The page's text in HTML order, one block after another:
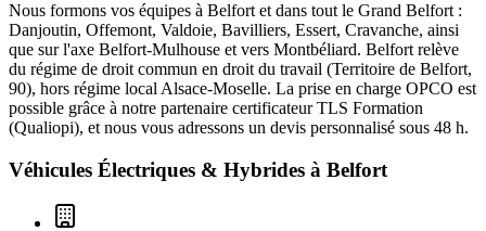
Nous formons vos équipes à Belfort et dans tout le Grand Belfort :
Danjoutin, Offemont, Valdoie, Bavilliers, Essert, Cravanche, ainsi
que sur l'axe Belfort-Mulhouse et vers Montbéliard. Belfort relève
du régime de droit commun en droit du travail (Territoire de Belfort,
90), hors régime local Alsace-Moselle. La prise en charge OPCO est
possible grâce à notre partenaire certificateur TLS Formation
(Qualiopi), et nous vous adressons un devis personnalisé sous 48 h.
Véhicules Électriques & Hybrides à Belfort